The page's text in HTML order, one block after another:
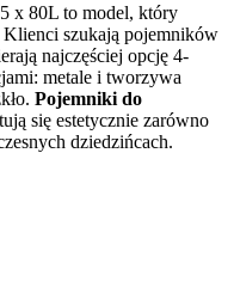
x 80L to model, który
szukają pojemników
najczęściej opcję 4-
metale i tworzywa
Pojemniki do
się estetycznie zarówno
dziedzińcach.